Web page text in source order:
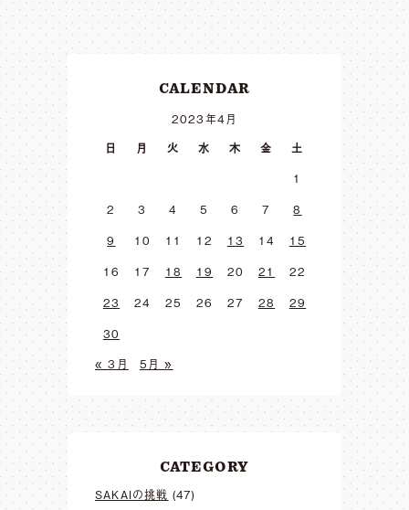
CALENDAR
2023年4月
日
月 火 水 木 金
土
1
2
3 4 5 6 7
8
9
10 11 12 13 14
15
16
17 18 19 20 21
22
23
24 25 26 27 28
29
30
« 3月
5月 »
CATEGORY
SAKAIの挑戦 (47)